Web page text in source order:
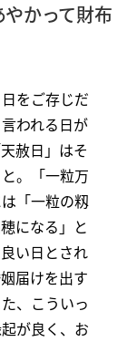
かって財布
をご存じだ
われる日が
赦日」はそ
。「一粒万
「一粒の籾
になる」と
い日とされ
届けを出す
、こういっ
が良く、お